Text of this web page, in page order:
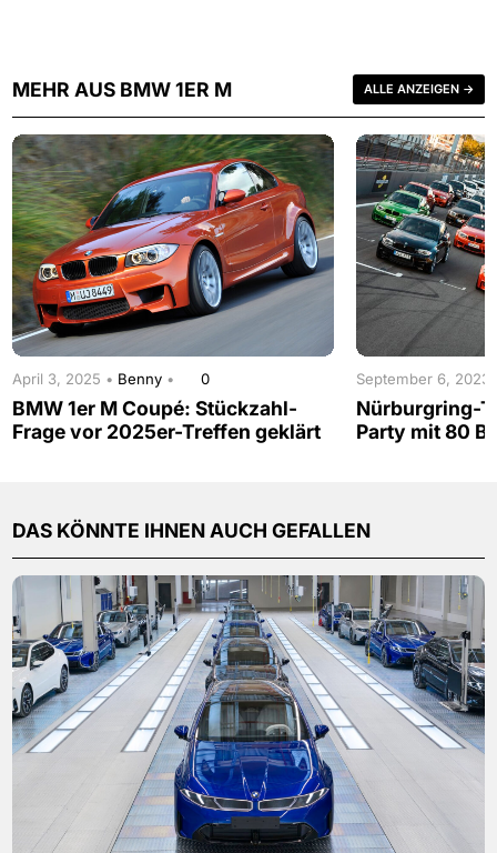
MEHR AUS BMW 1ER M ALLE ANZEIGEN →
April 3, 2025 • Benny • 0
BMW 1er M Coupé: Stückzahl-
Frage vor 2025er-Treffen geklärt
September 6, 2023
Nürburgring-
Party mit 80
DAS KÖNNTE IHNEN AUCH GEFALLEN